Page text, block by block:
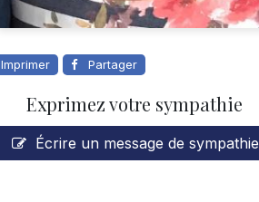
Imprimer Partager
Exprimez votre sympathie
Écrire un message de sympathie